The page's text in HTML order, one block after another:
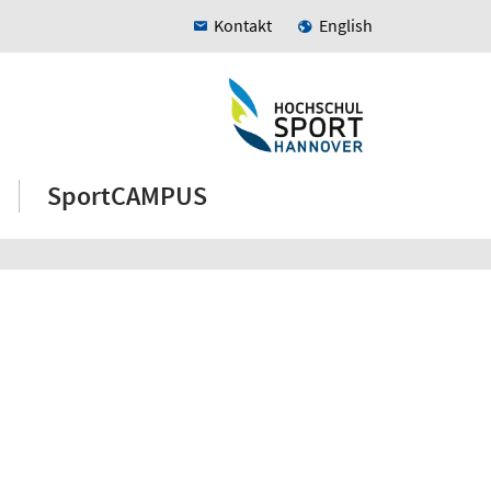
Kontakt English
SportCAMPUS